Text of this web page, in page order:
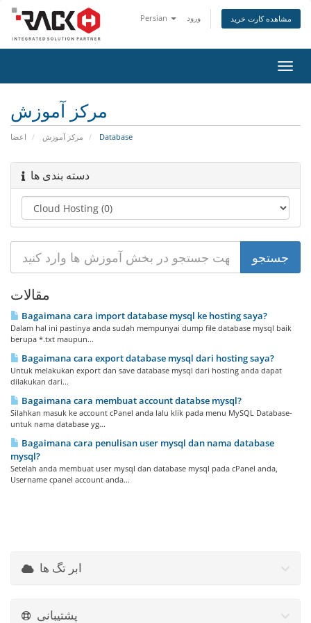
Persian ورود مشاهده کارت خرید
تغییر
مرکز آموزش
اعضا مرکز آموزش Database
دسته بندی ها
مقالات
Bagaimana cara import database mysql ke hosting saya?
Dalam hal ini pastinya anda sudah mempunyai dump file database mysql baik
berupa *.txt maupun...
Bagaimana cara export database mysql dari hosting saya?
Untuk melakukan export dan save database mysql dari hosting anda dapat
dilakukan dari...
Bagaimana cara membuat account databse mysql?
Silahkan masuk ke account cPanel anda lalu klik pada menu MySQL Database-
untuk nama database yg...
Bagaimana cara penulisan user mysql dan nama database
mysql?
Setelah anda membuat user mysql dan database mysql pada cPanel anda,
Username cpanel account anda...
ابر تگ ها
پشتیبانی